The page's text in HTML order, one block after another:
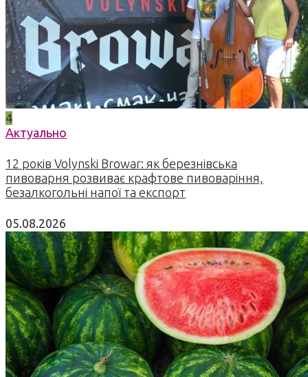
4
Актуально
12 років Volynski Browar: як березнівська
пивоварня розвиває крафтове пивоваріння,
безалкогольні напої та експорт
05.08.2026